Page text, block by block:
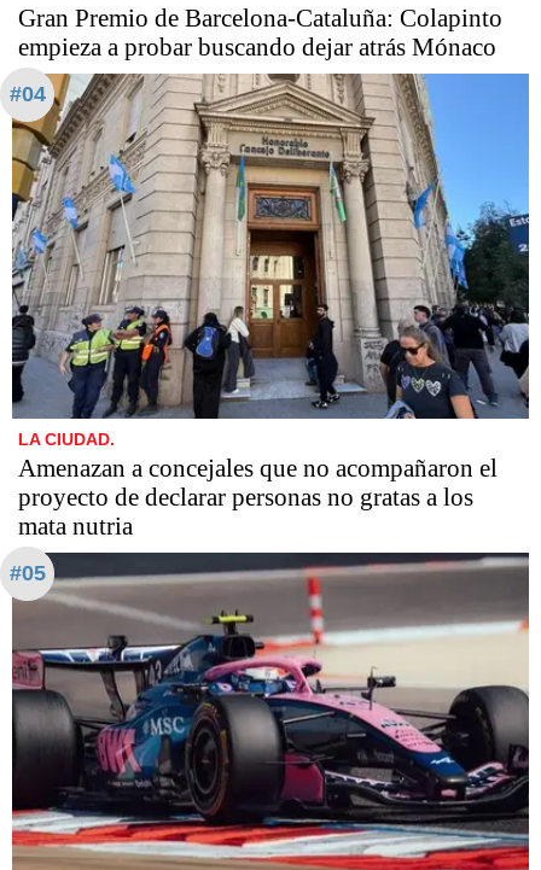
Gran Premio de Barcelona-Cataluña: Colapinto
empieza a probar buscando dejar atrás Mónaco
#04
LA CIUDAD.
Amenazan a concejales que no acompañaron el
proyecto de declarar personas no gratas a los
mata nutria
#05